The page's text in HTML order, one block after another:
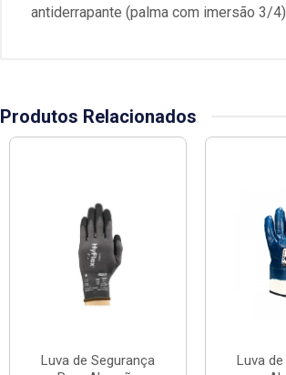
antiderrapante (palma com imersão 3/
Produtos Relacionados
Luva de Segurança
Luva